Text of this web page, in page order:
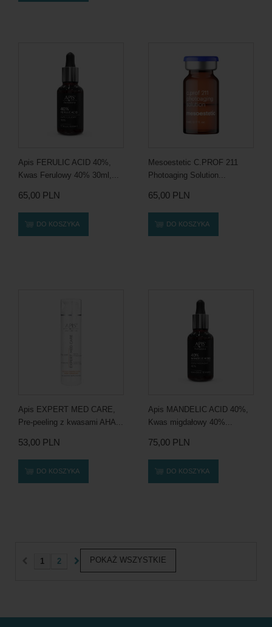
Apis FERULIC ACID 40%,
Kwas Ferulowy 40% 30ml,...
65,00 PLN
DO KOSZYKA
Mesoestetic C.PROF 211
Photoaging Solution...
65,00 PLN
DO KOSZYKA
Apis EXPERT MED CARE,
Pre-peeling z kwasami AHA...
53,00 PLN
DO KOSZYKA
Apis MANDELIC ACID 40%,
Kwas migdałowy 40%...
75,00 PLN
DO KOSZYKA
POKAŻ WSZYSTKIE
1 2